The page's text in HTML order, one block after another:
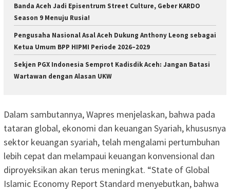
Banda Aceh Jadi Episentrum Street Culture, Geber KARDO
Season 9 Menuju Rusia!
Pengusaha Nasional Asal Aceh Dukung Anthony Leong sebagai
Ketua Umum BPP HIPMI Periode 2026–2029
Sekjen PGX Indonesia Semprot Kadisdik Aceh: Jangan Batasi
Wartawan dengan Alasan UKW
Dalam sambutannya, Wapres menjelaskan, bahwa pada
tataran global, ekonomi dan keuangan Syariah, khususnya
sektor keuangan syariah, telah mengalami pertumbuhan
lebih cepat dan melampaui keuangan konvensional dan
diproyeksikan akan terus meningkat. “State of Global
Islamic Economy Report Standard menyebutkan, bahwa